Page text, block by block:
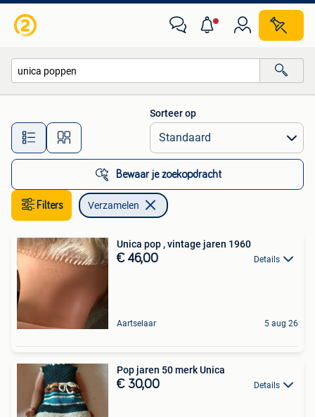
Alle afstanden…
Sorteer op
Bewaar je zoekopdracht
Filters Verzamelen
Unica pop , vintage jaren 1960
€ 46,00 Details
Aartselaar 5 aug 26
Pop jaren 50 merk Unica
€ 30,00 Details